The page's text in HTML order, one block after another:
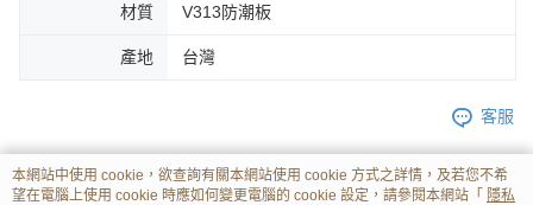
材質 V313防潮板
產地 台灣
客服
本網站中使用 cookie，欲查詢有關本網站使用 cookie 方式之詳情，及若您不希
望在電腦上使用 cookie 時應如何變更電腦的 cookie 設定，請參閱本網站「 隱私